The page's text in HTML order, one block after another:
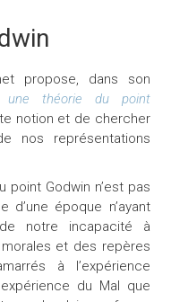
propose, dans son
une théorie du point
notion et de chercher
nos représentations
point Godwin n’est pas
époque n’ayant
notre incapacité à
et des repères
à l’expérience
du Mal que